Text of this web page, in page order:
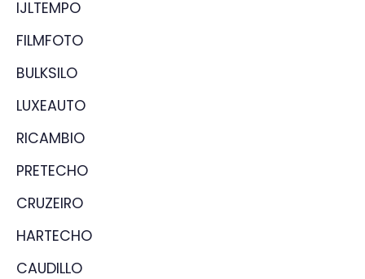
IJLTEMPO
FILMFOTO
BULKSILO
LUXEAUTO
RICAMBIO
PRETECHO
CRUZEIRO
HARTECHO
CAUDILLO